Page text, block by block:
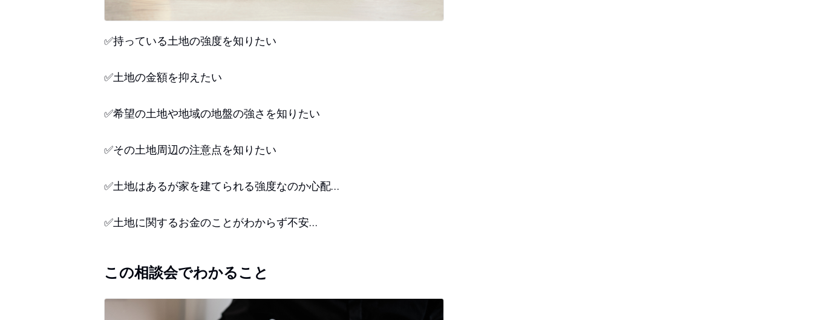
✅持っている土地の強度を知りたい
✅土地の金額を抑えたい
✅希望の土地や地域の地盤の強さを知りたい
✅その土地周辺の注意点を知りたい
✅土地はあるが家を建てられる強度なのか心配…
✅土地に関するお金のことがわからず不安…
この相談会でわかること